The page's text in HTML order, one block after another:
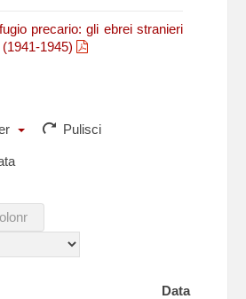
precario: gli ebrei stranieri
1945)
Pulisci
Data